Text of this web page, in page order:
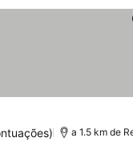
a 1.5 km de